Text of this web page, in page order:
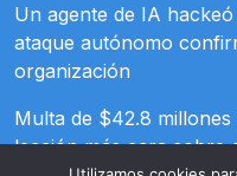
Un agente de IA
ataque autónomo
organización
Multa de $42.8
lección más cara sobre